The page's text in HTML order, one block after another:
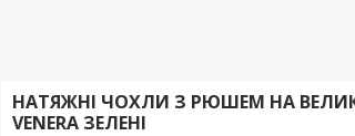
НАТЯЖНІ ЧОХЛИ З РЮШЕМ НА
VENERA ЗЕЛЕНІ